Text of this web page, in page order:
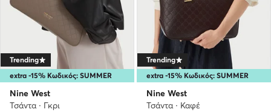
extra -15% Κωδικός: SUMMER
Trending
Nine West
Τσάντα · Γκρι
extra -15% Κωδικός: SUMMER
Trending
Nine West
Τσάντα · Καφέ